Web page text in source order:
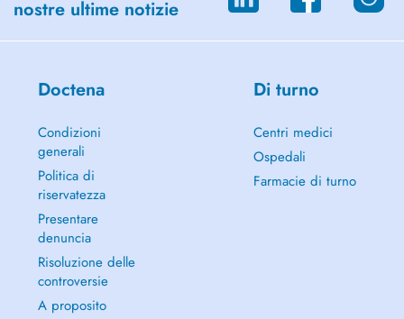
nostre ultime notizie
Doctena
Condizioni
generali
Politica di
riservatezza
Presentare
denuncia
Risoluzione delle
controversie
A proposito
Di turno
Centri medici
Ospedali
Farmacie di turno